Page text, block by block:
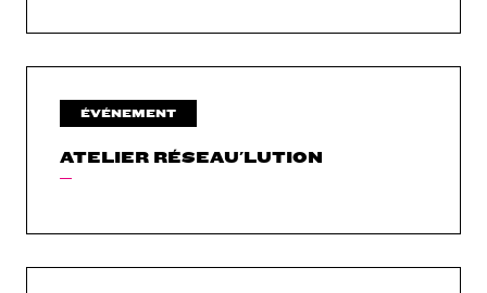
ÉVÉNEMENT
ATELIER RÉSEAU'LUTION